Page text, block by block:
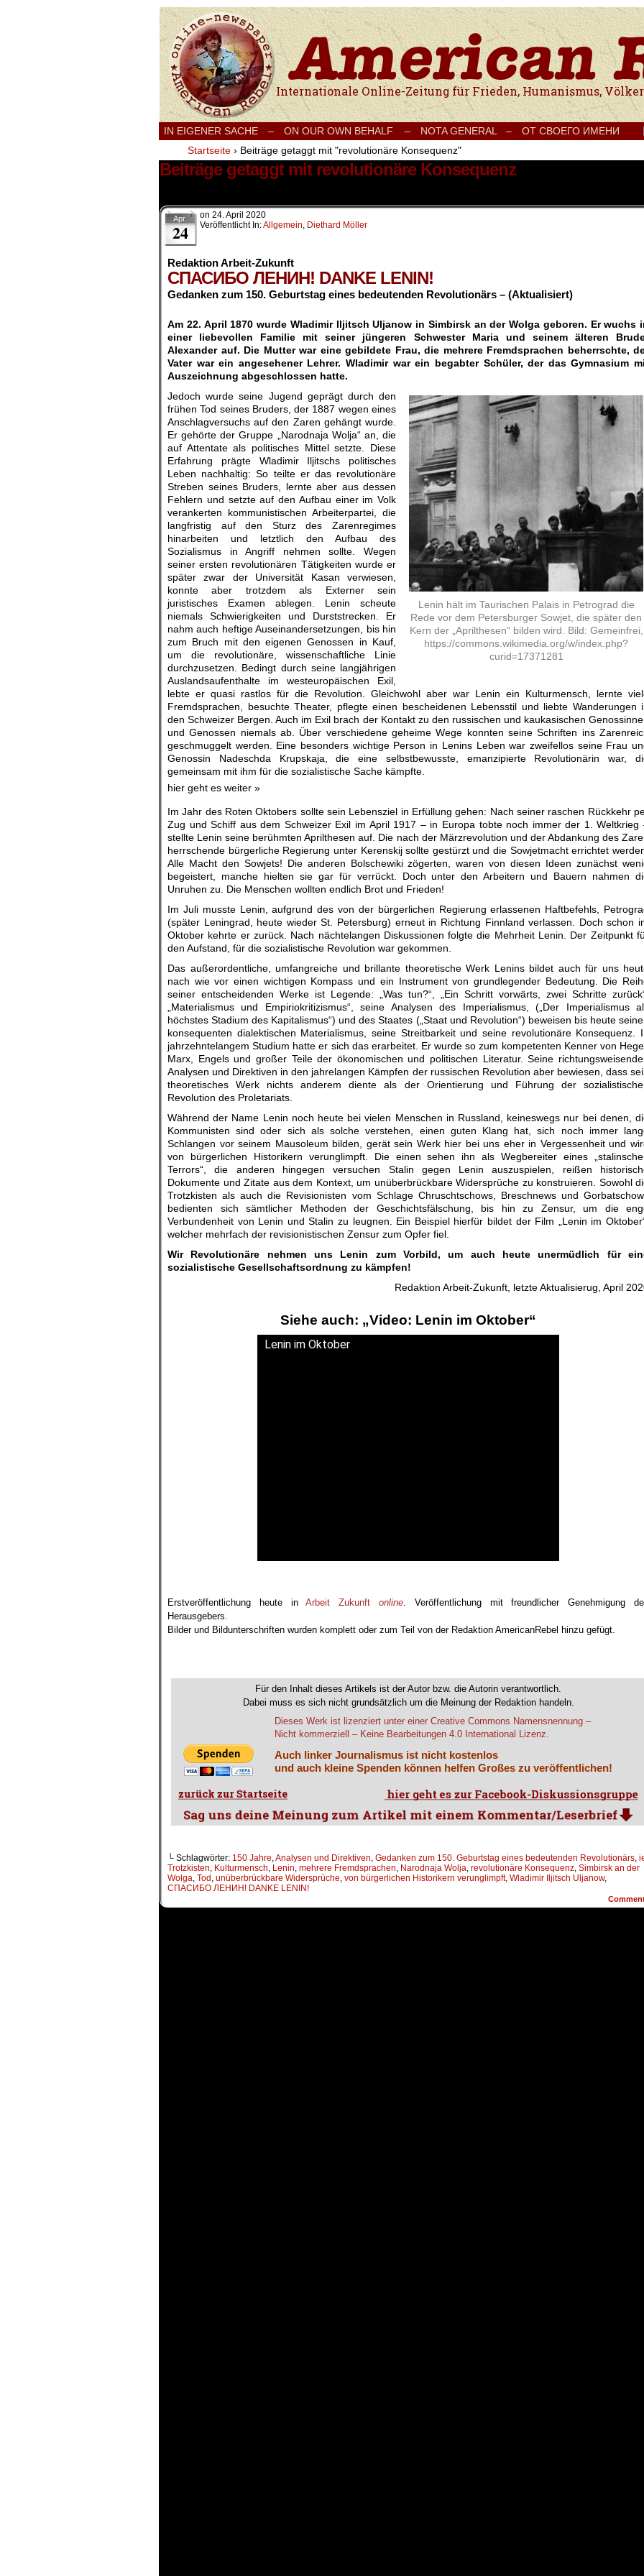
Internationale Onlinezeitung für Frieden, Humanismus, Völkerverständigung und
IN EIGENER SACHE – ON OUR OWN BEHALF – NOTA GENERAL –
ОТ СВОЕГО ИМЕНИ
Startseite › Beiträge getaggt mit "revolutionäre Konsequenz"
Beiträge getaggt mit revolutionäre Konsequenz
Apr.
24
on 24. April 2020
Veröffentlicht In:Allgemein, Diethard Möller
Redaktion Arbeit-Zukunft
СПАСИБО ЛЕНИН! DANKE LENIN!
Gedanken zum 150. Geburtstag eines bedeutenden Revolutionärs – (Aktualisiert)
Am 22. April 1870 wurde Wladimir Iljitsch Uljanow in Simbirsk an der Wolga geboren. Er wuchs
einer liebevollen Familie mit seiner jüngeren Schwester Maria und seinem älteren
Alexander auf. Die Mutter war eine gebildete Frau, die mehrere Fremdsprachen beherrschte,
Vater war ein angesehener Lehrer. Wladimir war ein begabter Schüler, der das Gymnasium
Auszeichnung abgeschlossen hatte.
Lenin hält im Taurischen Palais in Petrograd die
Rede vor dem Petersburger Sowjet, die später den
Kern der „Aprilthesen“ bilden wird. Bild: Gemeinfrei,
https://commons.wikimedia.org/w/index.php?
curid=17371281
Jedoch wurde seine Jugend geprägt durch den
frühen Tod seines Bruders, der 1887 wegen eines
Anschlagversuchs auf den Zaren gehängt wurde.
Er gehörte der Gruppe „Narodnaja Wolja“ an, die
auf Attentate als politisches Mittel setzte. Diese
Erfahrung prägte Wladimir Iljitschs politisches
Leben nachhaltig: So teilte er das revolutionäre
Streben seines Bruders, lernte aber aus dessen
Fehlern und setzte auf den Aufbau einer im Volk
verankerten kommunistischen Arbeiterpartei, die
langfristig auf den Sturz des Zarenregimes
hinarbeiten und letztlich den Aufbau des
Sozialismus in Angriff nehmen sollte. Wegen
seiner ersten revolutionären Tätigkeiten wurde er
später zwar der Universität Kasan verwiesen,
konnte aber trotzdem als Externer sein
juristisches Examen ablegen. Lenin scheute
niemals Schwierigkeiten und Durststrecken. Er
nahm auch heftige Auseinandersetzungen, bis hin
zum Bruch mit den eigenen Genossen in Kauf,
um die revolutionäre, wissenschaftliche Linie
durchzusetzen. Bedingt durch seine langjährigen
Auslandsaufenthalte im westeuropäischen Exil,
lebte er quasi rastlos für die Revolution. Gleichwohl aber war Lenin ein Kulturmensch, lernte
Fremdsprachen, besuchte Theater, pflegte einen bescheidenen Lebensstil und liebte Wanderungen
den Schweizer Bergen. Auch im Exil brach der Kontakt zu den russischen und kaukasischen
und Genossen niemals ab. Über verschiedene geheime Wege konnten seine Schriften ins
geschmuggelt werden. Eine besonders wichtige Person in Lenins Leben war zweifellos seine Frau
Genossin Nadeschda Krupskaja, die eine selbstbewusste, emanzipierte Revolutionärin war,
gemeinsam mit ihm für die sozialistische Sache kämpfte.
hier geht es weiter »
Im Jahr des Roten Oktobers sollte sein Lebensziel in Erfüllung gehen: Nach seiner raschen Rückkehr
Zug und Schiff aus dem Schweizer Exil im April 1917 – in Europa tobte noch immer der 1. Weltkrieg
stellte Lenin seine berühmten Aprilthesen auf. Die nach der Märzrevolution und der Abdankung des
herrschende bürgerliche Regierung unter Kerenskij sollte gestürzt und die Sowjetmacht errichtet
Alle Macht den Sowjets! Die anderen Bolschewiki zögerten, waren von diesen Ideen zunächst
begeistert, manche hielten sie gar für verrückt. Doch unter den Arbeitern und Bauern nahmen
Unruhen zu. Die Menschen wollten endlich Brot und Frieden!
Im Juli musste Lenin, aufgrund des von der bürgerlichen Regierung erlassenen Haftbefehls,
(später Leningrad, heute wieder St. Petersburg) erneut in Richtung Finnland verlassen. Doch schon
Oktober kehrte er zurück. Nach nächtelangen Diskussionen folgte die Mehrheit Lenin. Der Zeitpunkt
den Aufstand, für die sozialistische Revolution war gekommen.
Das außerordentliche, umfangreiche und brillante theoretische Werk Lenins bildet auch für uns
nach wie vor einen wichtigen Kompass und ein Instrument von grundlegender Bedeutung. Die
seiner entscheidenden Werke ist Legende: „Was tun?“, „Ein Schritt vorwärts, zwei Schritte
„Materialismus und Empiriokritizismus“, seine Analysen des Imperialismus, („Der Imperialismus
höchstes Stadium des Kapitalismus“) und des Staates („Staat und Revolution“) beweisen bis heute
konsequenten dialektischen Materialismus, seine Streitbarkeit und seine revolutionäre Konsequenz.
jahrzehntelangem Studium hatte er sich das erarbeitet. Er wurde so zum kompetenten Kenner von
Marx, Engels und großer Teile der ökonomischen und politischen Literatur. Seine
Analysen und Direktiven in den jahrelangen Kämpfen der russischen Revolution aber bewiesen, dass
theoretisches Werk nichts anderem diente als der Orientierung und Führung der
Revolution des Proletariats.
Während der Name Lenin noch heute bei vielen Menschen in Russland, keineswegs nur bei denen,
Kommunisten sind oder sich als solche verstehen, einen guten Klang hat, sich noch immer
Schlangen vor seinem Mausoleum bilden, gerät sein Werk hier bei uns eher in Vergessenheit und
von bürgerlichen Historikern verunglimpft. Die einen sehen ihn als Wegbereiter eines
Terrors“, die anderen hingegen versuchen Stalin gegen Lenin auszuspielen, reißen
Dokumente und Zitate aus dem Kontext, um unüberbrückbare Widersprüche zu konstruieren. Sowohl
Trotzkisten als auch die Revisionisten vom Schlage Chruschtschows, Breschnews und
bedienten sich sämtlicher Methoden der Geschichtsfälschung, bis hin zu Zensur, um die
Verbundenheit von Lenin und Stalin zu leugnen. Ein Beispiel hierfür bildet der Film „Lenin im
welcher mehrfach der revisionistischen Zensur zum Opfer fiel.
Wir Revolutionäre nehmen uns Lenin zum Vorbild, um auch heute unermüdlich für
sozialistische Gesellschaftsordnung zu kämpfen!
Redaktion Arbeit-Zukunft, letzte Aktualisierug, April
Siehe auch: „Video: Lenin im Oktober“
Lenin im Oktober
Erstveröffentlichung heute inArbeit Zukunftonline. Veröffentlichung mit freundlicher Genehmigung
Herausgebers.
Bilder und Bildunterschriften wurden komplett oder zum Teil von der Redaktion AmericanRebel hinzu gefügt.
Für den Inhalt dieses Artikels ist der Autor bzw. die Autorin verantwortlich.
Dabei muss es sich nicht grundsätzlich um die Meinung der Redaktion handeln.
Dieses Werk ist lizenziert unter einer Creative Commons Namensnennung –
Nicht kommerziell – Keine Bearbeitungen 4.0 International Lizenz.
Auch linker Journalismus ist nicht kostenlos
und auch kleine Spenden können helfen Großes zu veröffentlichen!
└ Schlagwörter: 150 Jahre,Analysen und Direktiven, Gedanken zum 150. Geburtstag eines bedeutenden Revolutionärs,
Trotzkisten, Kulturmensch, Lenin, mehrere Fremdsprachen, Narodnaja Wolja, revolutionäre Konsequenz, Simbirsk an der
Wolga, Tod , unüberbrückbare Widersprüche, von bürgerlichen Historikern verunglimpft, Wladimir Iljitsch Uljanow,
СПАСИБО ЛЕНИН! DANKE LENIN!